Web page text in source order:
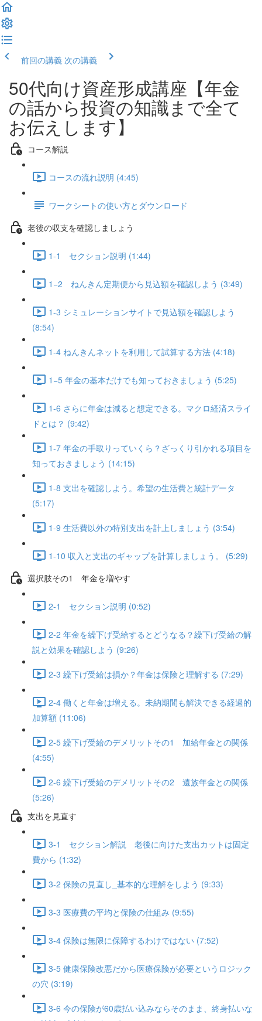
前回の講義 次の講義
50代向け資産形成講座【年金
の話から投資の知識まで全て
お伝えします】
コース解説
コースの流れ説明 (4:45)
ワークシートの使い方とダウンロード
老後の収支を確認しましょう
1-1 セクション説明 (1:44)
1−2 ねんきん定期便から見込額を確認しよう (3:49)
1-3 シミュレーションサイトで見込額を確認しよう
(8:54)
1-4 ねんきんネットを利用して試算する方法 (4:18)
1−5 年金の基本だけでも知っておきましょう (5:25)
1-6 さらに年金は減ると想定できる。マクロ経済スライ
ドとは？ (9:42)
1-7 年金の手取りっていくら？ざっくり引かれる項目を
知っておきましょう (14:15)
1-8 支出を確認しよう。希望の生活費と統計データ
(5:17)
1-9 生活費以外の特別支出を計上しましょう (3:54)
1-10 収入と支出のギャップを計算しましょう。 (5:29)
選択肢その1 年金を増やす
2-1 セクション説明 (0:52)
2-2 年金を繰下げ受給するとどうなる？繰下げ受給の解
説と効果を確認しよう (9:26)
2-3 繰下げ受給は損か？年金は保険と理解する (7:29)
2-4 働くと年金は増える。未納期間も解決できる経過的
加算額 (11:06)
2-5 繰下げ受給のデメリットその1 加給年金との関係
(4:55)
2-6 繰下げ受給のデメリットその2 遺族年金との関係
(5:26)
支出を見直す
3-1 セクション解説 老後に向けた支出カットは固定
費から (1:32)
3-2 保険の見直し_基本的な理解をしよう (9:33)
3-3 医療費の平均と保険の仕組み (9:55)
3-4 保険は無限に保障するわけではない (7:52)
3-5 健康保険改悪だから医療保険が必要というロジック
の穴 (3:19)
3-6 今の保険が60歳払い込みならそのまま、終身払いな